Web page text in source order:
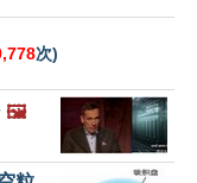
次)
🖼️